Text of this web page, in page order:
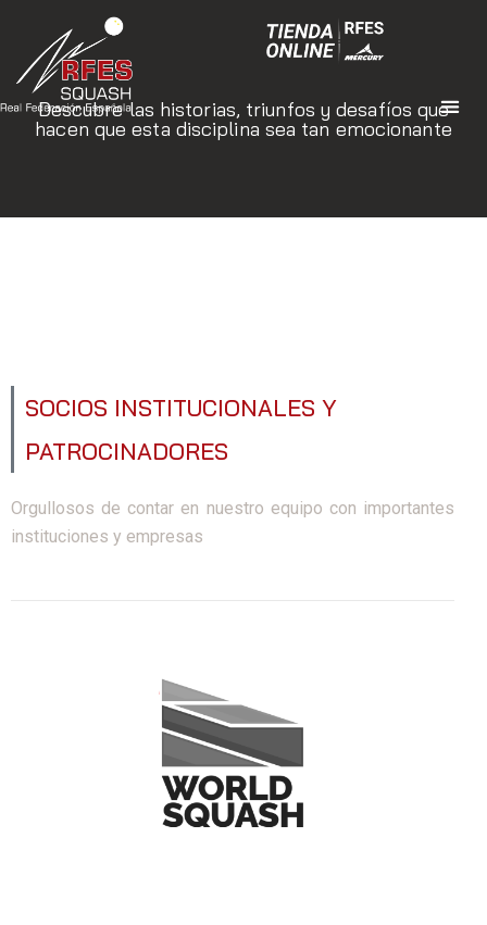
Descubre las historias, triunfos y desafíos que
hacen que esta disciplina sea tan emocionante
SOCIOS INSTITUCIONALES Y
PATROCINADORES
Orgullosos de contar en nuestro equipo con importantes
instituciones y empresas